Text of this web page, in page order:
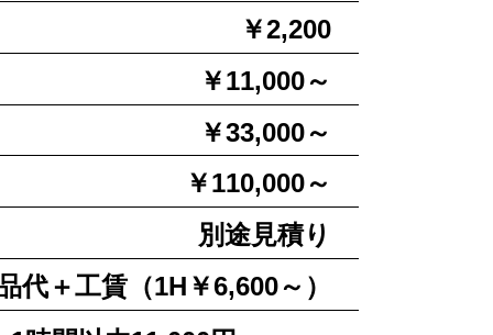
￥2,200
￥11,000～
￥33,000～
￥110,000～
別途見積り
代＋工賃（1H￥6,600～）